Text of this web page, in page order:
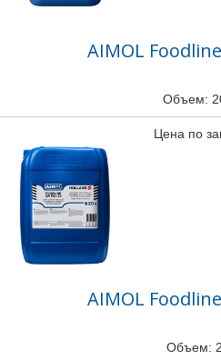
AIMOL
Объем:
Цена по
AIMOL
Объем: